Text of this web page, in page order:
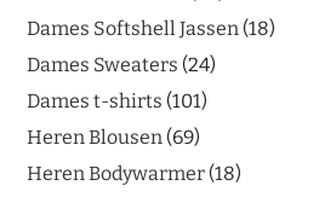
Dames Softshell Jassen 18
Dames Sweaters 24
Dames t-shirts 101
Heren Blousen 69
Heren Bodywarmer 18